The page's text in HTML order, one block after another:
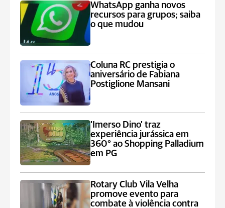
WhatsApp ganha novos
recursos para grupos; saiba
o que mudou
Coluna RC prestigia o
aniversário de Fabiana
Postiglione Mansani
'Imerso Dino' traz
experiência jurássica em
360° ao Shopping Palladium
em PG
Rotary Club Vila Velha
promove evento para
combate à violência contra